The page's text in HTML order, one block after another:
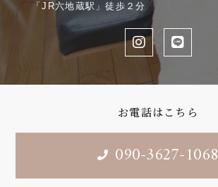
「JR六地蔵駅」徒歩２分
お電話はこちら
090-3627-1068